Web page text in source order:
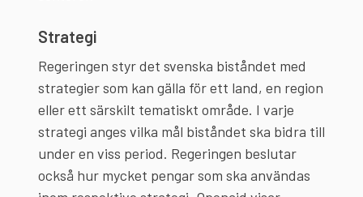
Strategi
Regeringen styr det svenska biståndet med
strategier som kan gälla för ett land, en region
eller ett särskilt tematiskt område. I varje
strategi anges vilka mål biståndet ska bidra till
under en viss period. Regeringen beslutar
också hur mycket pengar som ska användas